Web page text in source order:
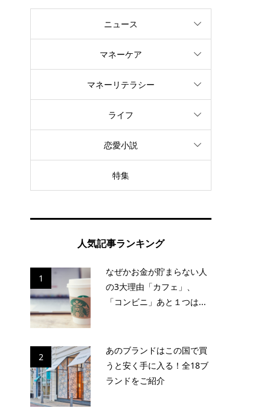
ニュース
マネーケア
マネーリテラシー
ライフ
恋愛小説
特集
人気記事ランキング
1
なぜかお金が貯まらない人
の3大理由「カフェ」、
「コンビニ」あと１つは...
2
あのブランドはこの国で買
うと安く手に入る！全18ブ
ランドをご紹介